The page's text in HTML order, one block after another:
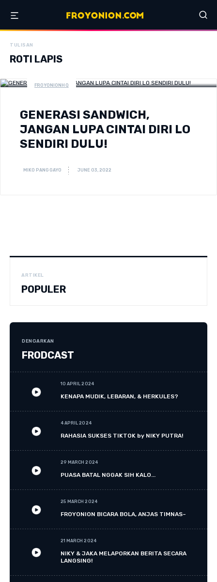
TULISAN
ROTI LAPIS
FROYONIONHQ
GENERASI SANDWICH,
JANGAN LUPA CINTAI DIRI LO
SENDIRI DULU!
MIKO PANGGAYO JUNE 03, 2022
ARTIKEL
POPULER
DENGARKAN
FRODCAST
10 APRIL 2024
KENAPA MUDIK, LEBARAN, & HERKULES?
4 APRIL 2024
RAHASIA SUKSES TIKTOK by NIKY PUTRA!
29 MARCH 2024
PUASA BATAL NGGAK SIH KALO...
25 MARCH 2024
FROYONION BICARA BOLA, ANJAS TIMNAS~
21 MARCH 2024
NIKY & JAKA MELAPORKAN BERITA SECARA
LANGSING!